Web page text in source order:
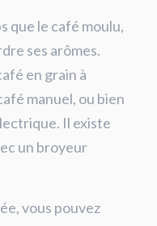
que le café moulu,
ses arômes.
en grain à
manuel, ou bien
Il existe
un broyeur
vous pouvez